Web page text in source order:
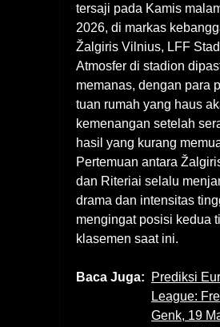
tersaji pada Kamis
2026, di markas
Žalgiris Vilnius, LFF
Atmosfer di stadion
memanas, dengan para
tuan rumah yang haus
kemenangan setelah
hasil yang kurang
Pertemuan antara
dan Riteriai selalu
drama dan intensitas
mengingat posisi kedua
klasemen saat ini.
Baca Juga:
Prediksi
League:
Genk, 19